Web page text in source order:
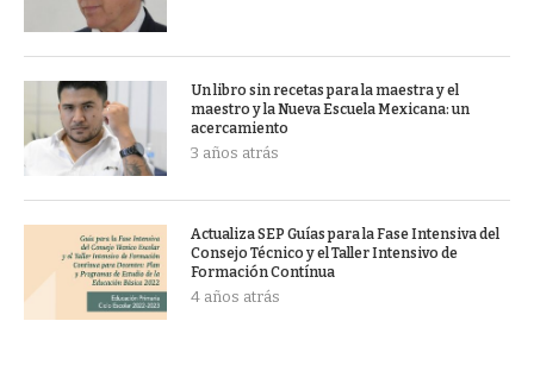
Un libro sin recetas para la maestra y el
maestro y la Nueva Escuela Mexicana: un
acercamiento
3 años atrás
Actualiza SEP Guías para la Fase Intensiva del
Consejo Técnico y el Taller Intensivo de
Formación Contínua
4 años atrás